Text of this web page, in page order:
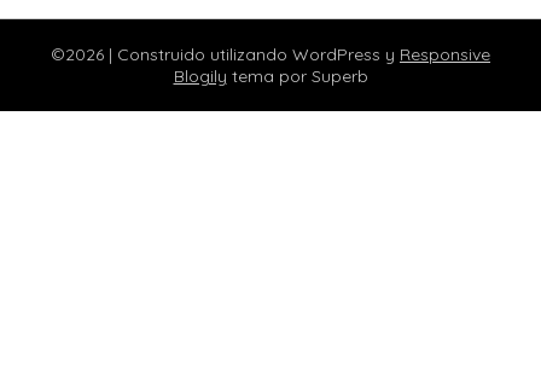
©2026 | Construido utilizando WordPress y Responsive
Blogily tema por Superb